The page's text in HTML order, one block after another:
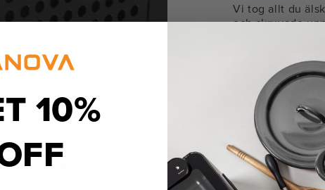
Vi tog allt du
och skruvade
avundsjuk. Ett
perfekt
perfekt
telefonstorlek
enkel att
Lär dig mer
10%